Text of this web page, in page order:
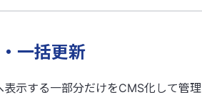
一括更新
示する一部分だけをCMS化して管理